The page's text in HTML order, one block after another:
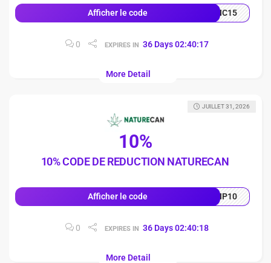
Afficher le code NC15
0 EXPIRES IN 36 Days02:40:16
More Detail
10%
10% CODE DE REDUCTION NATURECAN
JUILLET 31, 2026
Afficher le code IP10
0 EXPIRES IN 36 Days02:40:17
More Detail